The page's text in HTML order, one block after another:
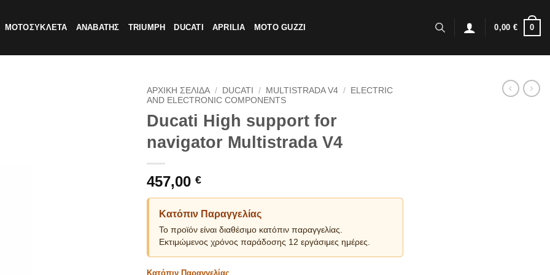
ΜΟΤΟΣΥΚΛΕΤΑ ΑΝΑΒΑΤΗΣ TRIUMPH DUCATI APRILIA MOTO GUZZI 0,00 € 0
ΑΡΧΙΚΗ ΣΕΛΙΔΑ / DUCATI / MULTISTRADA V4 /
ELECTRIC
AND ELECTRONIC COMPONENTS
Ducati High support for
navigator Multistrada V4
457,00 €
Κατόπιν Παραγγελίας
Το προϊόν είναι διαθέσιμο κατόπιν παραγγελίας.
Εκτιμώμενος χρόνος παράδοσης 12 εργάσιμες ημέρες.
Κατόπιν Παραγγελίας